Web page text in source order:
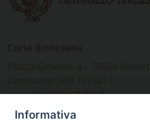
www.diocesimolfetta.it –
Informativa